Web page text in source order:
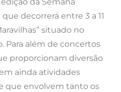
decorrerá entre 3 a 11
situado no
Para além de concertos
proporcionam diversão
ainda atividades
que envolvem tanto os